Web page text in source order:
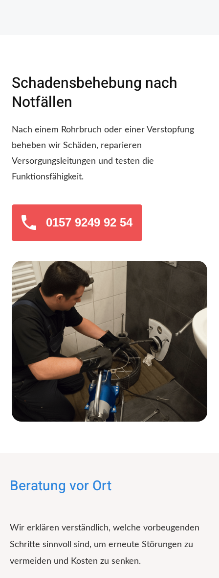
Schadensbehebung nach
Notfällen
Nach einem Rohrbruch oder einer Verstopfung
beheben wir Schäden, reparieren
Versorgungsleitungen und testen die
Funktionsfähigkeit.
0157 9249 92 54
Beratung vor Ort
Wir erklären verständlich, welche vorbeugenden
Schritte sinnvoll sind, um erneute Störungen zu
vermeiden und Kosten zu senken.